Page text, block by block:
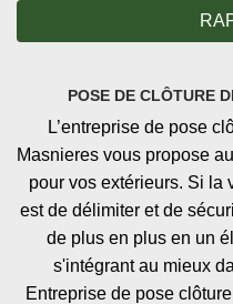
POSE DE CLÔTURE
L’entreprise de pose
Masnieres vous propose
pour vos extérieurs. Si la
est de délimiter et de
de plus en plus en un
s'intégrant au mieux
Entreprise de pose